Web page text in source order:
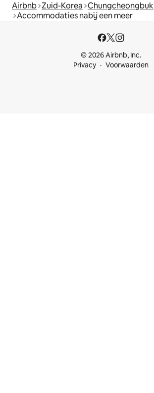
Airbnb Zuid-Korea Chungcheongbuk
Accommodaties nabij een meer
© 2026 Airbnb, Inc.
Privacy
Voorwaarden